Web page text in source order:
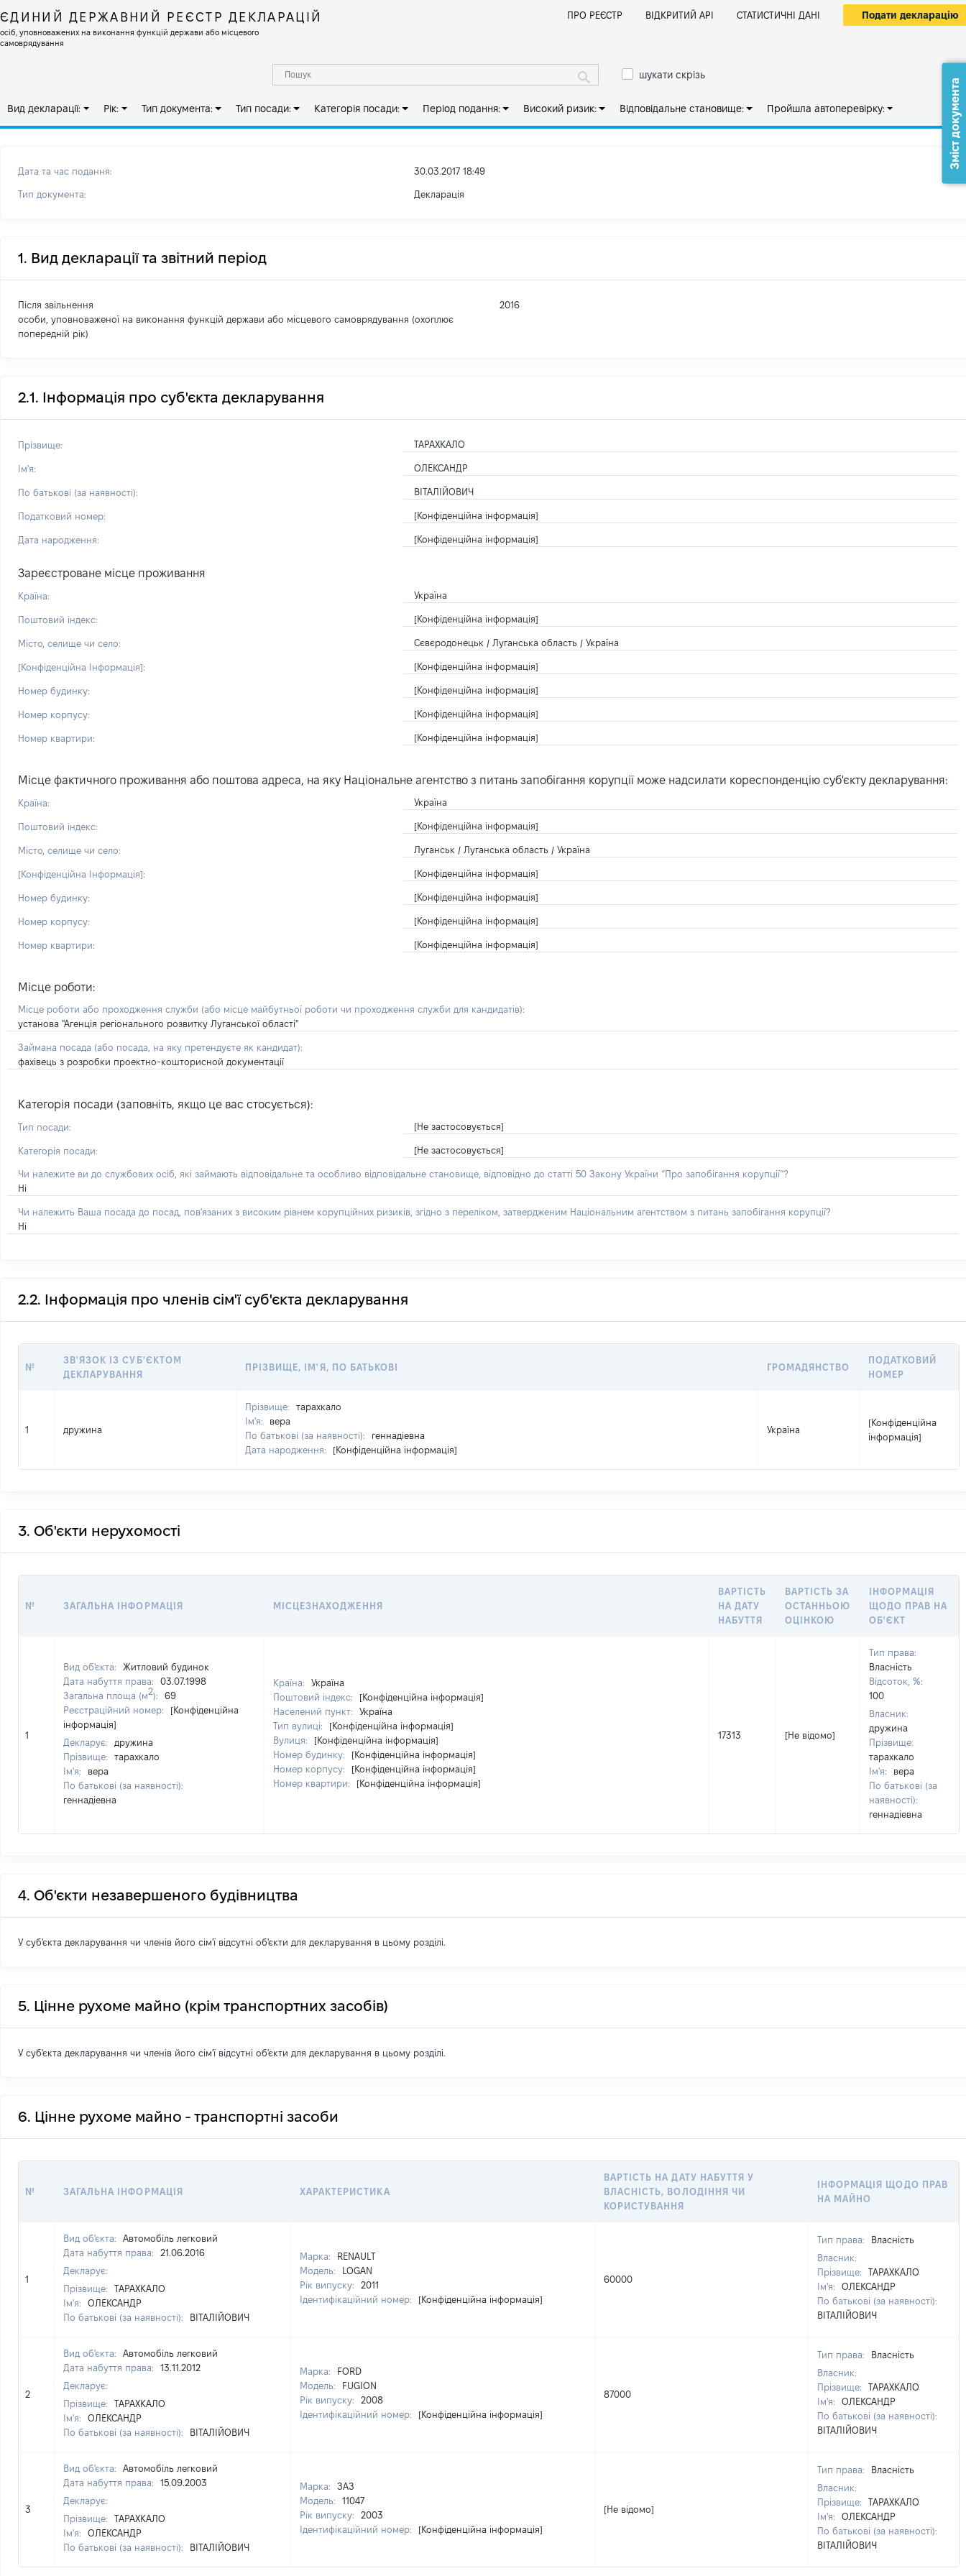
ЄДИНИЙ ДЕРЖАВНИЙ РЕЄСТР ДЕКЛАРАЦІЙ
осіб, уповноважених на виконання функцій держави або місцевого
самоврядування
ПРО РЕЄСТР ВІДКРИТИЙ АРІ СТАТИСТИЧНІ ДАНІ Подати декларацію
шукати скрізь
Вид декларації: Рік: Тип документа: Тип посади: Категорія посади: Період подання: Високий ризик: Відповідальне становище: Пройшла автоперевірку:
Дата та час подання: 30.03.2017 18:49
Тип документа: Декларація
1. Вид декларації та звітний період
Після звільнення
особи, уповноваженої на виконання функцій держави або місцевого самоврядування (охоплює
попередній рік)
2016
2.1. Інформація про суб'єкта декларування
Прізвище: ТАРАХКАЛО
Ім'я: ОЛЕКСАНДР
По батькові (за наявності): ВІТАЛІЙОВИЧ
Податковий номер: [Конфіденційна інформація]
Дата народження: [Конфіденційна інформація]
Зареєстроване місце проживання
Країна: Україна
Поштовий індекс: [Конфіденційна інформація]
Місто, селище чи село: Сєвєродонецьк / Луганська область / Україна
[Конфіденційна Інформація]: [Конфіденційна інформація]
Номер будинку: [Конфіденційна інформація]
Номер корпусу: [Конфіденційна інформація]
Номер квартири: [Конфіденційна інформація]
Місце фактичного проживання або поштова адреса, на яку Національне агентство з питань запобігання корупції може надсилати кореспонденцію суб'єкту декларування:
Країна: Україна
Поштовий індекс: [Конфіденційна інформація]
Місто, селище чи село: Луганськ / Луганська область / Україна
[Конфіденційна Інформація]: [Конфіденційна інформація]
Номер будинку: [Конфіденційна інформація]
Номер корпусу: [Конфіденційна інформація]
Номер квартири: [Конфіденційна інформація]
Місце роботи:
Місце роботи або проходження служби (або місце майбутньої роботи чи проходження служби для кандидатів):
установа "Агенція регіонального розвитку Луганської області"
Займана посада (або посада, на яку претендуєте як кандидат):
фахівець з розробки проектно-кошторисной документації
Категорія посади (заповніть, якщо це вас стосується):
Тип посади: [Не застосовується]
Категорія посади: [Не застосовується]
Чи належите ви до службових осіб, які займають відповідальне та особливо відповідальне становище, відповідно до статті 50 Закону України “Про запобігання корупції”?
Ні
Чи належить Ваша посада до посад, пов'язаних з високим рівнем корупційних ризиків, згідно з переліком, затвердженим Національним агентством з питань запобігання корупції?
Ні
2.2. Інформація про членів сім'ї суб'єкта декларування
№
ЗВ'ЯЗОК ІЗ СУБ'ЄКТОМ
ДЕКЛАРУВАННЯ
ПРІЗВИЩЕ, ІМ'Я, ПО БАТЬКОВІ ГРОМАДЯНСТВО
ПОДАТКОВИЙ
НОМЕР
1 дружина
Прізвище:
тарахкало
Ім'я:
вера
По батькові (за наявності):
геннадіевна
Дата народження:
[Конфіденційна інформація]
Україна
[Конфіденційна
інформація]
3. Об'єкти нерухомості
№ ЗАГАЛЬНА ІНФОРМАЦІЯ МІСЦЕЗНАХОДЖЕННЯ
ВАРТІСТЬ
НА ДАТУ
НАБУТТЯ
ВАРТІСТЬ ЗА
ОСТАННЬОЮ
ОЦІНКОЮ
ІНФОРМАЦІЯ
ЩОДО ПРАВ НА
ОБ'ЄКТ
1
Вид об'єкта:
Житловий будинок
Дата набуття права:
03.07.1998
Загальна площа (м2):
69
Реєстраційний номер:
[Конфіденційна
інформація]
Декларує:
дружина
Прізвище:
тарахкало
Ім'я:
вера
По батькові (за наявності):
геннадіевна
Країна:
Україна
Поштовий індекс:
[Конфіденційна інформація]
Населений пункт:
Україна
Тип вулиці:
[Конфіденційна інформація]
Вулиця:
[Конфіденційна інформація]
Номер будинку:
[Конфіденційна інформація]
Номер корпусу:
[Конфіденційна інформація]
Номер квартири:
[Конфіденційна інформація]
17313 [Не відомо]
Тип права:
Власність
Відсоток, %:
100
Власник:
дружина
Прізвище:
тарахкало
Ім'я:
вера
По батькові (за
наявності):
геннадіевна
4. Об'єкти незавершеного будівництва
У суб'єкта декларування чи членів його сім'ї відсутні об'єкти для декларування в цьому розділі.
5. Цінне рухоме майно (крім транспортних засобів)
У суб'єкта декларування чи членів його сім'ї відсутні об'єкти для декларування в цьому розділі.
6. Цінне рухоме майно - транспортні засоби
№ ЗАГАЛЬНА ІНФОРМАЦІЯ ХАРАКТЕРИСТИКА
ВАРТІСТЬ НА ДАТУ НАБУТТЯ У
ВЛАСНІСТЬ, ВОЛОДІННЯ ЧИ
КОРИСТУВАННЯ
ІНФОРМАЦІЯ ЩОДО ПРАВ
НА МАЙНО
1
Вид об'єкта:
Автомобіль легковий
Дата набуття права:
21.06.2016
Декларує:
Прізвище:
ТАРАХКАЛО
Ім'я:
ОЛЕКСАНДР
По батькові (за наявності):
ВІТАЛІЙОВИЧ
Марка:
RENAULT
Модель:
LOGAN
Рік випуску:
2011
Ідентифікаційний номер:
[Конфіденційна інформація]
60000
Тип права:
Власність
Власник:
Прізвище:
ТАРАХКАЛО
Ім'я:
ОЛЕКСАНДР
По батькові (за наявності):
ВІТАЛІЙОВИЧ
2
Вид об'єкта:
Автомобіль легковий
Дата набуття права:
13.11.2012
Декларує:
Прізвище:
ТАРАХКАЛО
Ім'я:
ОЛЕКСАНДР
По батькові (за наявності):
ВІТАЛІЙОВИЧ
Марка:
FORD
Модель:
FUGION
Рік випуску:
2008
Ідентифікаційний номер:
[Конфіденційна інформація]
87000
Тип права:
Власність
Власник:
Прізвище:
ТАРАХКАЛО
Ім'я:
ОЛЕКСАНДР
По батькові (за наявності):
ВІТАЛІЙОВИЧ
3
Вид об'єкта:
Автомобіль легковий
Дата набуття права:
15.09.2003
Декларує:
Прізвище:
ТАРАХКАЛО
Ім'я:
ОЛЕКСАНДР
По батькові (за наявності):
ВІТАЛІЙОВИЧ
Марка:
ЗАЗ
Модель:
11047
Рік випуску:
2003
Ідентифікаційний номер:
[Конфіденційна інформація]
[Не відомо]
Тип права:
Власність
Власник:
Прізвище:
ТАРАХКАЛО
Ім'я:
ОЛЕКСАНДР
По батькові (за наявності):
ВІТАЛІЙОВИЧ
Зміст документа